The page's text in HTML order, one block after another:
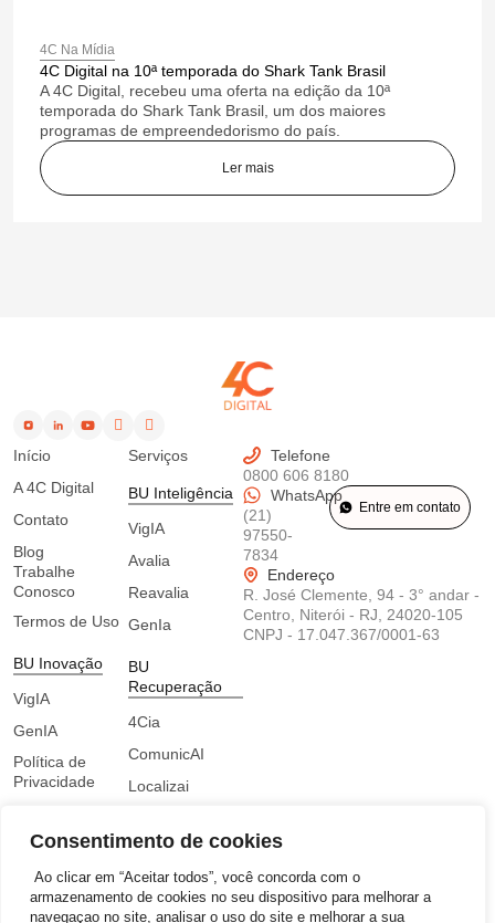
Consentimento de cookies
Ao clicar em “Aceitar todos”, você concorda com o
armazenamento de cookies no seu dispositivo para melhorar a
navegaçao no site, analisar o uso do site e melhorar a sua
4C Na Mídia
4C Digital na 10ª temporada do Shark Tank Brasil
A 4C Digital, recebeu uma oferta na edição da 10ª
temporada do Shark Tank Brasil, um dos maiores
programas de empreendedorismo do país.
Ler mais
Início
A 4C Digital
Contato
Blog
Trabalhe
Conosco
Termos de Uso
BU Inovação
VigIA
GenIA
Política de
Privacidade
de Denúncias
pelo
Tratamento de
BU Inteligência
VigIA
Avalia
Reavalia
GenIa
Serviços
BU
Recuperação
4Cia
ComunicAI
Localizai
BU
Comunicação
Telefone
0800 606 8180
WhatsApp
(21)
97550-
7834
Entre em contato
Endereço
R. José Clemente, 94 - 3° andar -
Centro, Niterói - RJ, 24020-105
CNPJ - 17.047.367/0001-63